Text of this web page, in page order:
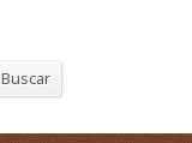
Buscar